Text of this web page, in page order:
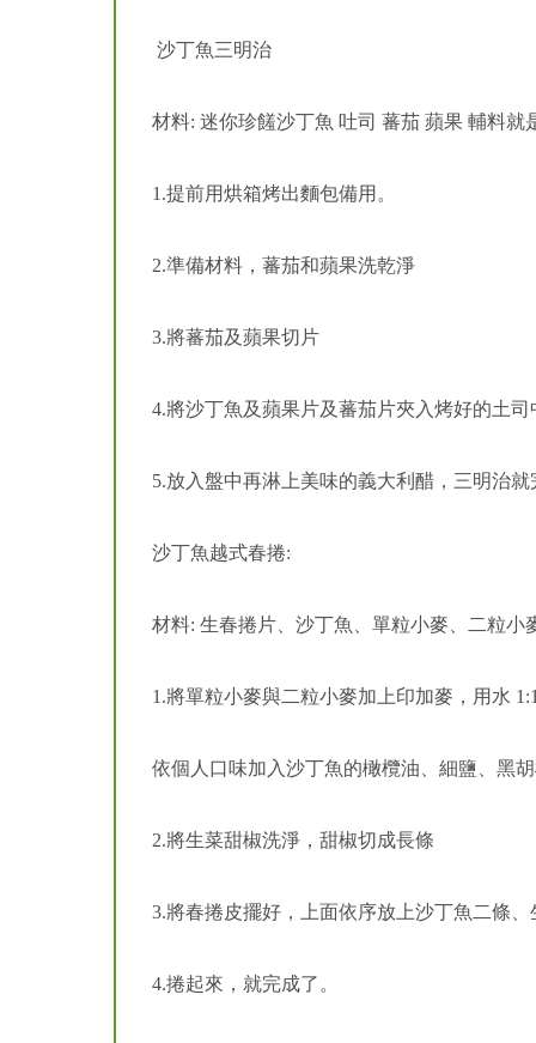
沙丁魚三明治
材料: 迷你珍饈沙丁魚 吐司 蕃茄 蘋果 輔料就
1.提前用烘箱烤出麵包備用。
2.準備材料，蕃茄和蘋果洗乾淨
3.將蕃茄及蘋果切片
4.將沙丁魚及蘋果片及蕃茄片夾入烤好的土司
5.放入盤中再淋上美味的義大利醋，三明治就
沙丁魚越式春捲:
材料: 生春捲片、沙丁魚、單粒小麥、二粒
1.將單粒小麥與二粒小麥加上印加麥，用水
依個人口味加入沙丁魚的橄欖油、細鹽、黑
2.將生菜甜椒洗淨，甜椒切成長條
3.將春捲皮擺好，上面依序放上沙丁魚二條
4.捲起來，就完成了。